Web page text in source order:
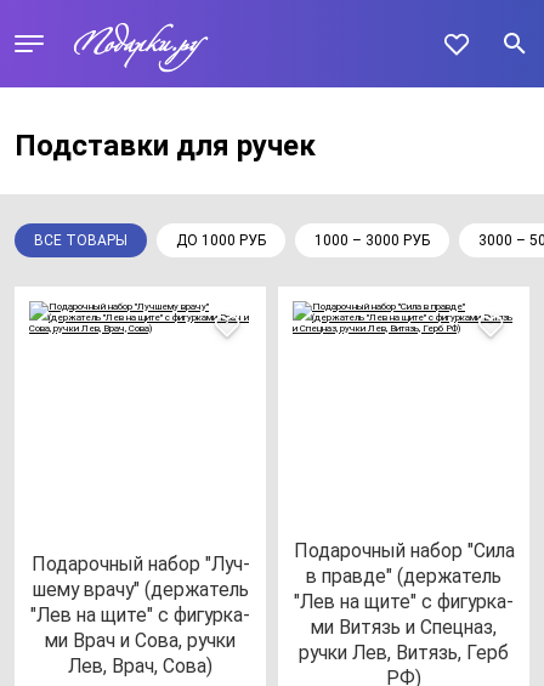
Подставки для ручек
ВСЕ ТОВАРЫ ДО 1000 РУБ 1000 – 3000 РУБ 3000 –
Пода­роч­ный на­бор "Луч­
ше­му вра­чу" (дер­жа­тель
"Лев на щи­те" с фи­гур­ка­
ми Врач и Сова, руч­ки
Лев, Врач, Сова)
Пода­роч­ный на­бор "Сила
в прав­де" (дер­жа­тель
"Лев на щи­те" с фи­гур­ка­
ми Витязь и Спец­наз,
руч­ки Лев, Витязь, Герб
РФ)